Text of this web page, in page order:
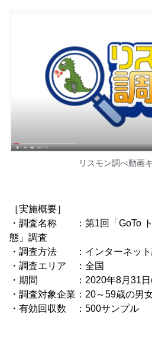
リスモン調べ動画
［実施概要］
・調査名称 ：第1回「GoTo
態」調査
・調査方法 ：インターネット
・調査エリア ：全国
・期間 ：2020年8月31日(
・調査対象企業：20～59歳の男
・有効回収数 ：500サンプル